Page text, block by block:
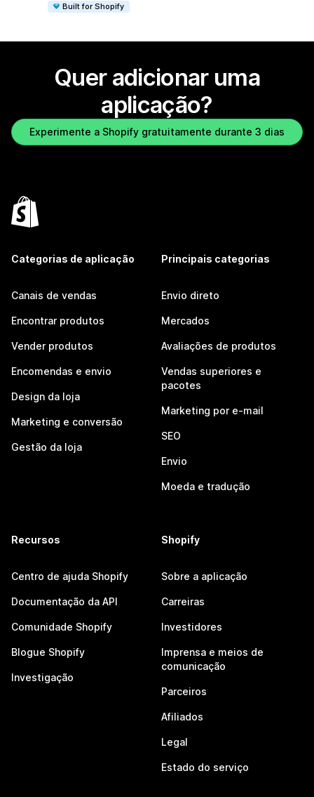
Built for Shopify
Quer adicionar uma
aplicação?
Experimente a Shopify gratuitamente durante 3 dias
Categorias de aplicação
Canais de vendas
Encontrar produtos
Vender produtos
Encomendas e envio
Design da loja
Marketing e conversão
Gestão da loja
Principais categorias
Envio direto
Mercados
Avaliações de produtos
Vendas superiores e
pacotes
Marketing por e-mail
SEO
Envio
Moeda e tradução
Recursos
Centro de ajuda Shopify
Documentação da API
Comunidade Shopify
Blogue Shopify
Investigação
Shopify
Sobre a aplicação
Carreiras
Investidores
Imprensa e meios de
comunicação
Parceiros
Afiliados
Legal
Estado do serviço